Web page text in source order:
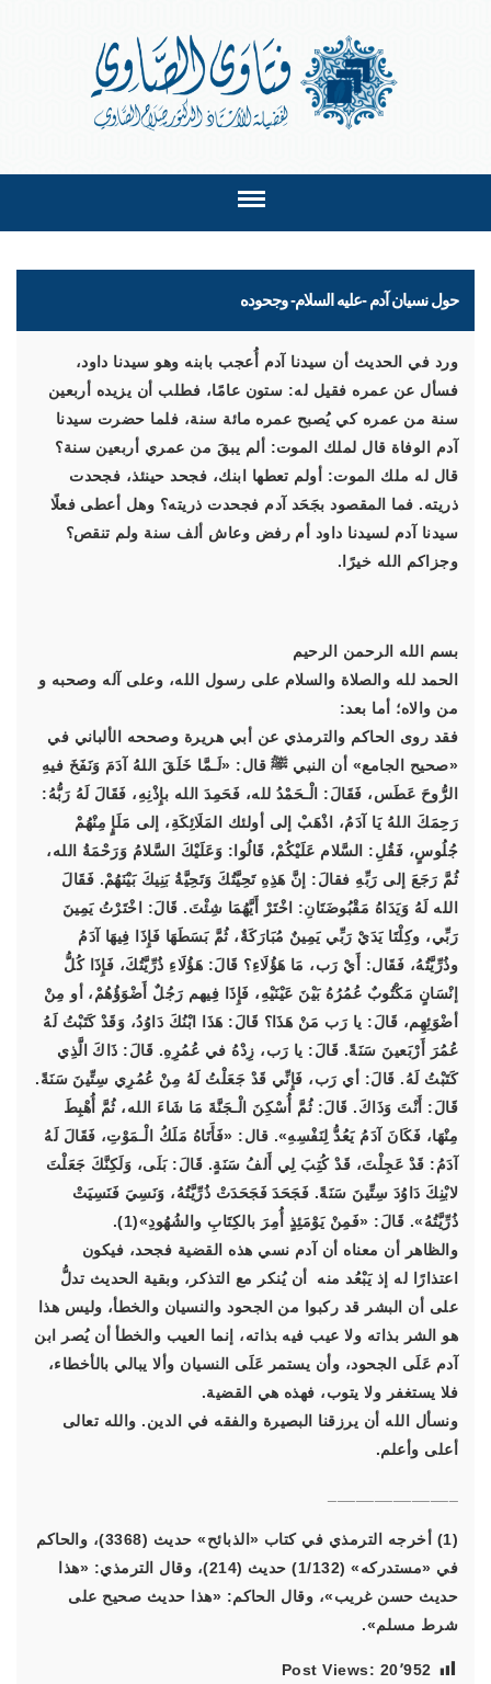
حول نسيان آدم -عليه السلام- وجحوده
ورد في الحديث أن سيدنا آدم أُعجب بابنه وهو سيدنا داود،
فسأل عن عمره فقيل له: ستون عامًا، فطلب أن يزيده أربعين
سنة من عمره كي يُصبح عمره مائة سنة، فلما حضرت سيدنا
آدم الوفاة قال لملك الموت: ألم يبقَ من عمري أربعين سنة؟
قال له ملك الموت: أولم تعطها ابنك، فجحد حينئذ، فجحدت
ذريته. فما المقصود بجَحَد آدم فجحدت ذريته؟ وهل أعطى فعلًا
سيدنا آدم لسيدنا داود أم رفض وعاش ألف سنة ولم تنقص؟
وجزاكم الله خيرًا.
بسم الله الرحمن الرحيم
الحمد لله والصلاة والسلام على رسول الله، وعلى آله وصحبه و
من والاه؛ أما بعد:
فقد روى الحاكم والترمذي عن أبي هريرة وصححه الألباني في
«صحيح الجامع» أن النبي ﷺ قال: «لَـمَّا خَلَقَ اللهُ آدَمَ وَنَفَخَ فيهِ
الرُّوحَ عَطَس، فَقَالَ: الْـحَمْدُ لله، فَحَمِدَ الله بإِذْنِهِ، فَقَالَ لَهُ رَبُّهُ:
رَحِمَكَ اللهُ يَا آدَمُ، اذْهَبْ إلى أولئك المَلَائِكَةِ، إلى مَلَإٍ مِنْهُمْ
جُلُوسٍ، فَقُلِ: السَّلام عَلَيْكُمْ، قَالُوا: وَعَلَيْكَ السَّلامُ وَرَحْمَةُ الله،
ثُمَّ رَجَعَ إلى رَبِّهِ فقالَ: إنَّ هَذِهِ تَحِيَّتُكَ وَتَحِيَّةُ بَنِيكَ بَيْنَهُمْ. فَقَالَ
الله لَهُ وَيَدَاهُ مَقْبُوضَتَانِ: اخْتَرْ أَيَّهُمَا شِئْتَ. قَالَ: اخْتَرْتُ يَمِينَ
رَبِّي، وكِلْتَا يَدَيْ رَبِّي يَمِينٌ مُبَارَكَةٌ، ثُمَّ بَسَطَهَا فَإِذَا فِيهَا آدَمُ
وذُرِّيَّتُهُ، فَقَال: أَيْ رَب، مَا هَؤُلَاءِ؟ قَالَ: هَؤُلَاءِ ذُرِّيَّتُكَ، فَإِذَا كُلُّ
إنْسَانٍ مَكْتُوبٌ عُمُرُهُ بَيْنَ عَيْنَيْهِ، فَإِذَا فِيهم رَجُلٌ أَضْوَؤُهُمْ، أو مِنْ
أضْوَئِهِم، قَالَ: يا رَب مَنْ هَذَا؟ قَالَ: هَذَا ابْنُكَ دَاوُدُ، وَقَدْ كَتَبْتُ لَهُ
عُمُرَ أَرْبَعينَ سَنَةً. قَالَ: يا رَب، زِدْهُ في عُمُرِهِ. قَالَ: ذَاكَ الَّذِي
كَتَبْتُ لَهُ. قَالَ: أي رَب، فَإِنِّي قَدْ جَعَلْتُ لَهُ مِنْ عُمُرِي سِتِّينَ سَنَةً.
قَالَ: أَنْتَ وَذَاكَ. قَالَ: ثُمَّ أُسْكِنَ الْـجَنَّةَ مَا شَاءَ الله، ثُمَّ أُهْبِطَ
مِنْهَا، فَكَانَ آدَمُ يَعُدُّ لِنَفْسِهِ». قال: «فَأَتَاهُ مَلَكُ الْـمَوْتِ، فَقَالَ لَهُ
آدَمُ: قَدْ عَجِلْتَ، قَدْ كُتِبَ لِي أَلفُ سَنَةٍ. قَالَ: بَلَى، وَلَكِنَّكَ جَعَلْتَ
لابْنِكَ دَاوُدَ سِتِّينَ سَنَةً. فَجَحَدَ فَجَحَدَتْ ذُرِّيَّتُهُ، وَنَسِيَ فَنَسِيَتْ
ذُرِّيَّتُهُ». قَالَ: «فَمِنْ يَوْمَئِذٍ أُمِرَ بالكِتَابِ والشُهُودِ»(1).
والظاهر أن معناه أن آدم نسي هذه القضية فجحد، فيكون
اعتذارًا له إذ يَبْعُد منه أن يُنكر مع التذكر، وبقية الحديث تدلُّ
على أن البشر قد ركبوا من الجحود والنسيان والخطأ، وليس هذا
هو الشر بذاته ولا عيب فيه بذاته، إنما العيب والخطأ أن يُصر ابن
آدم عَلَى الجحود، وأن يستمر عَلَى النسيان وألا يبالي بالأخطاء،
فلا يستغفر ولا يتوب، فهذه هي القضية.
ونسأل الله أن يرزقنا البصيرة والفقه في الدين. والله تعالى
أعلى وأعلم.
(1) أخرجه الترمذي في كتاب «الذبائح» حديث (3368)، والحاكم
في «مستدركه» (1/132) حديث (214)، وقال الترمذي: «هذا
حديث حسن غريب»، وقال الحاكم: «هذا حديث صحيح على
شرط مسلم».
Post Views: 20٬952